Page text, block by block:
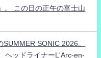
。 この日の正午の富士山
SONIC 2026。
ヘッドライナーL'Arc-en-